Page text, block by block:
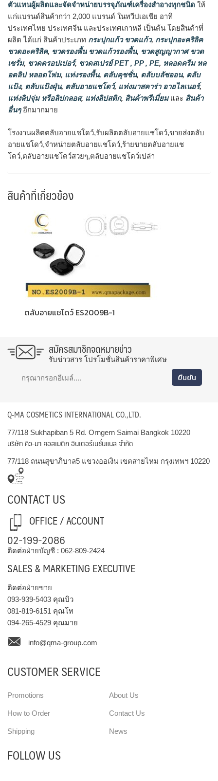
ตัวแทนผู้ผลิตและจัดจำหน่ายบรรจุภัณฑ์เครื่องสำอางทุกชนิด ให้
แก่แบรนด์สินค้ากว่า 2,000 แบรนด์ ในทวีปเอเชีย อาทิ
ประเทศไทย ประเทศจีน และประเทศเกาหลี เป็นต้น โดยสินค้าที่
ผลิต ได้แก่ สินค้าประเภท กระปุกแก้ว ขวดแก้ว, กระปุกอะคริลิค
ขวดอะคริลิค, ขวดรองพื้น ขวดแก้วรองพื้น, ขวดสูญญากาศ ขวด
เซรั่ม, ขวดดรอปเปอร์, ขวดสเปรย์ PET , PP , PE, หลอดครีม หล
อดลิป หลอดโฟม, แท่งรองพื้น, ตลับคุชชั่น, ตลับบลัชออน, ตลับ
แป้ง, ตลับแป้งฝุ่น, ตลับอายแชโดว์, แท่งมาสคาร่า อายไลเนอร์,
แท่งลิปจุ่ม หรือลิปกลอส, แท่งลิปสติก, สินค้าพรีเมี่ยมและ สินค้า
อื่นๆอีกมากมาย
โรงงานผลิตตลับอายแชโดว์,รับผลิตตลับอายแชโดว์,ขายส่งตลับ
อายแชโดว์,จำหน่ายตลับอายแชโดว์,ร้ายขายตลับอายแช
โดว์,ตลับอายแชโดว์สวยๆ,ตลับอายแชโดว์เปล่า
สินค้าที่เกี่ยวข้อง
ตลับอายแชโดว์ ES2009B-1
สมัครสมาชิกจดหมายข่าว
รับข่าวสาร โปรโมชั่นสินค้าราคาพิเศษ
Q-MA COSMETICS INTERNATIONAL CO.,LTD.
77/118 Sukhapiban 5 Rd. Orngern Saimai Bangkok 10220
บริษัท คิว-มา คอสเมติก อินเตอร์เนชั่นแนล จำกัด
77/118 ถนนสุขาภิบาล5 แขวงออเงิน เขตสายไหม กรุงเทพฯ 10220
CONTACT US
OFFICE / ACCOUNT
02-199-2086
ติดต่อฝ่ายบัญชี : 062-809-2424
SALES & MARKETING EXECUTIVE
ติดต่อฝ่ายขาย
093-939-5403 คุณบิว
081-819-6151 คุณโท
094-265-4529 คุณมาย
info@qma-group.com
CUSTOMER SERVICE
Promotions
How to Order
Shipping
About Us
Contact Us
News
FOLLOW US